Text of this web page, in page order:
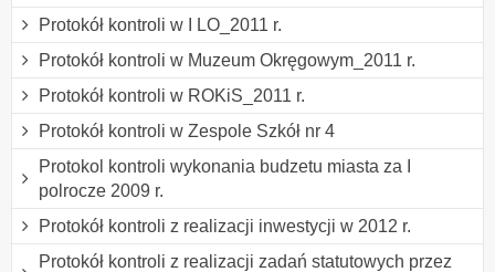
Protokół kontroli w I LO_2011 r.
Protokół kontroli w Muzeum Okręgowym_2011 r.
Protokół kontroli w ROKiS_2011 r.
Protokół kontroli w Zespole Szkół nr 4
Protokol kontroli wykonania budzetu miasta za I
polrocze 2009 r.
Protokół kontroli z realizacji inwestycji w 2012 r.
Protokół kontroli z realizacji zadań statutowych przez